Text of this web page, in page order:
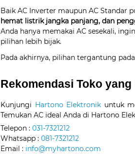
Baik AC Inverter maupun AC Standar
hemat listrik jangka panjang, dan
Anda hanya memakai AC sesekali,
pilihan lebih bijak.
Pada akhirnya, pilihan tergantung pada
Rekomendasi Toko
Kunjungi Hartono Elektronik untuk
Temukan AC ideal Anda di Hartono
Telepon :031-7321212
Whatsapp :081-7321212
Email : info@myhartono.com